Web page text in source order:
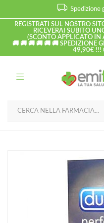
Spedizione
REGISTRATI SUL NOSTRO
RICEVERAI SUBITO
(SCONTO APPLICATO IN
🚚 🚚 🚚 🚚 🚚 🚚 SPEDIZIONE
49,90€ !!!
4